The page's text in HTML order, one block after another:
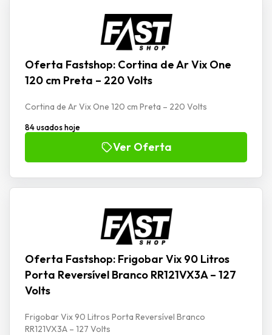
Oferta Fastshop: Cortina de Ar Vix One
120 cm Preta – 220 Volts
Cortina de Ar Vix One 120 cm Preta – 220 Volts
84 usados hoje
Ver Oferta
Oferta Fastshop: Frigobar Vix 90 Litros
Porta Reversível Branco RR121VX3A – 127
Volts
Frigobar Vix 90 Litros Porta Reversível Branco
RR121VX3A – 127 Volts